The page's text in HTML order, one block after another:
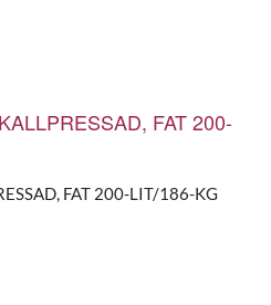
FAT 200-LIT/186-KG